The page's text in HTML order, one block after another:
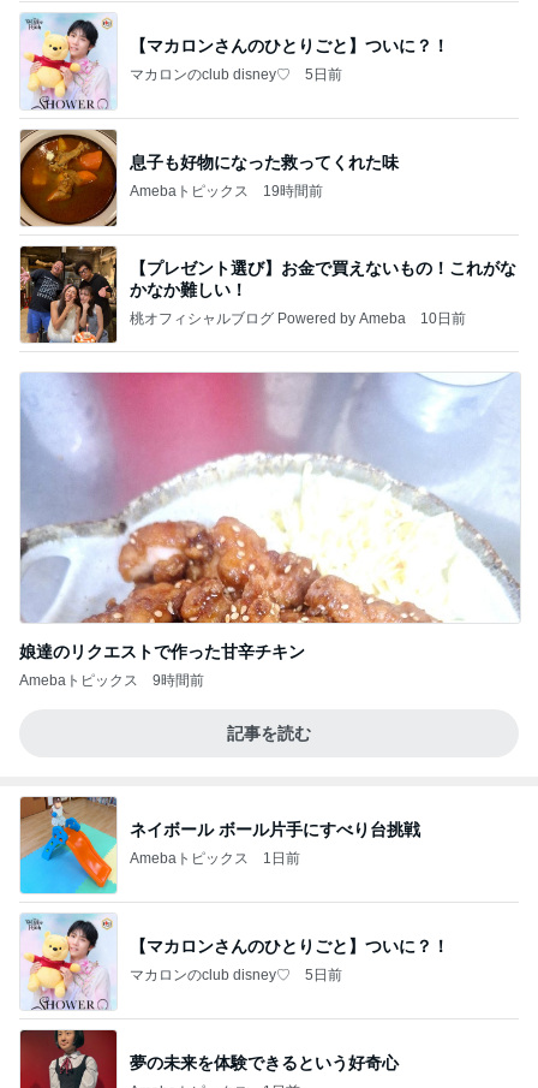
【マカロンさんのひとりごと】ついに？！
マカロンのclub disney♡ 5日前
息子も好物になった救ってくれた味
Amebaトピックス 19時間前
【プレゼント選び】お金で買えないもの！これがな
かなか難しい！
桃オフィシャルブログ Powered by Ameba 10日前
娘達のリクエストで作った甘辛チキン
Amebaトピックス 9時間前
記事を読む
ネイボール ボール片手にすべり台挑戦
Amebaトピックス 1日前
【マカロンさんのひとりごと】ついに？！
マカロンのclub disney♡ 5日前
夢の未来を体験できるという好奇心